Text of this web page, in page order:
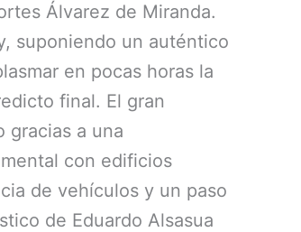
Álvarez de Miranda.
suponiendo un auténtico
en pocas horas la
final. El gran
gracias a una
con edificios
de vehículos y un paso
de Eduardo Alsasua